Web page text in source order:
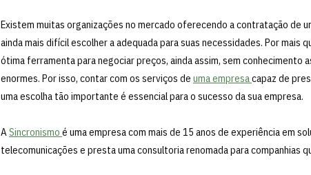
Existem muitas organizações no mercado oferecendo a contratação de
ainda mais difícil escolher a adequada para suas necessidades. Por mais
ótima ferramenta para negociar preços, ainda assim, sem conhecimento
enormes. Por isso, contar com os serviços de uma empresacapaz de
uma escolha tão importante é essencial para o sucesso da sua empresa.
ASincronismo é uma empresa com mais de 15 anos de experiência em
telecomunicações e presta uma consultoria renomada para companhias